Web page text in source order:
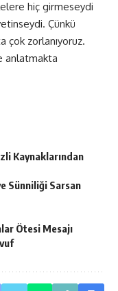
hiç girmeseydi
Çünkü
çok zorlanıyoruz.
anlatmakta
Kaynaklarından
Sünniliği Sarsan
Ötesi Mesajı